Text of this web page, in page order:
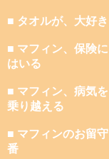
■ タオルが、大好き
■ マフィン、保険に
はいる
■ マフィン、病気を
乗り越える
■ マフィンのお留守
番